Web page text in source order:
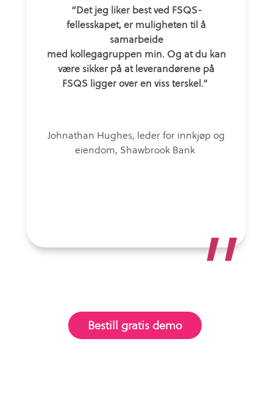
”
“Det jeg liker best ved FSQS-
fellesskapet, er muligheten til å
samarbeide
med kollegagruppen min. Og at du kan
være sikker på at leverandørene på
FSQS ligger over en viss terskel.”
Johnathan Hughes, leder for innkjøp og
eiendom, Shawbrook Bank
Bestill gratis demo